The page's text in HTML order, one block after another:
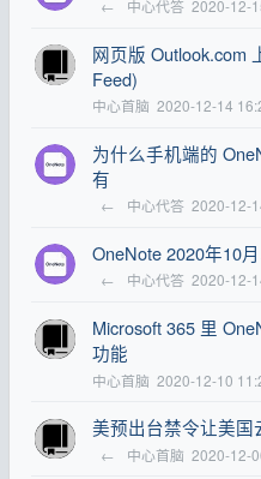
← 中心代答 2020-12-
网页版 Outlook.com
Feed)
中心首脑 2020-12-14
为什么手机端的
有
← 中心代答 2020-12-
OneNote 2020年10
← 中心代答 2020-12-
Microsoft 365 里
功能
中心首脑 2020-12-10
美预出台禁令让美
← 中心首脑 2020-12-